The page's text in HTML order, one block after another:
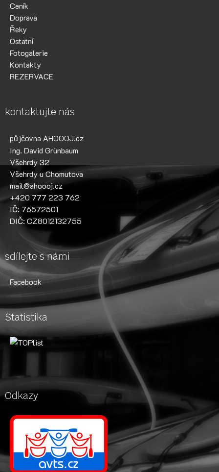
Ceník
Doprava
Řeky
Ostatní
Fotogalerie
Kontakty
REZERVACE
kontaktujte nás
půjčovna AHOOOJ.cz
Ing. David Grünbaum
Všehrdy 32
Všehrdy u Chomutova
mail@ahoooj.cz
+420 777 223 762
IČ: 76572501
DIČ: CZ8012132755
sdílejte s námi
Facebook
Statistika
Odkazy